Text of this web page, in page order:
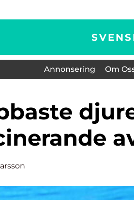
Annonsering Om